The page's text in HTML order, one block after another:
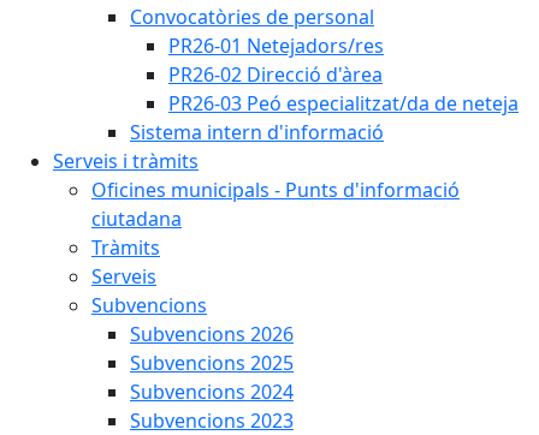
Convocatòries de personal
PR26-01 Netejadors/res
PR26-02 Direcció d'àrea
PR26-03 Peó especialitzat/da de neteja
Sistema intern d'informació
Serveis i tràmits
Oficines municipals - Punts d'informació
ciutadana
Tràmits
Serveis
Subvencions
Subvencions 2026
Subvencions 2025
Subvencions 2024
Subvencions 2023